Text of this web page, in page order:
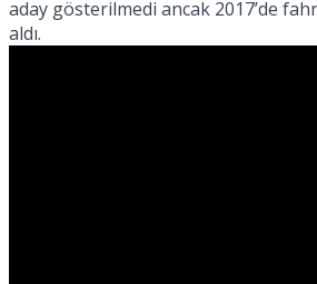
aday gösterilmedi ancak 2017’de
aldı.